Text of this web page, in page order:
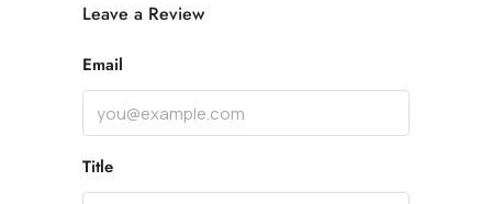
Leave a Review
Email
Title